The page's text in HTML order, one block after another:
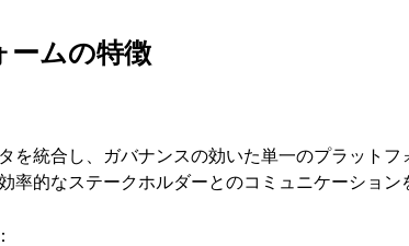
ームの特徴
を統合し、ガバナンスの効いた単一のプラットフ
率的なステークホルダーとのコミュニケーション